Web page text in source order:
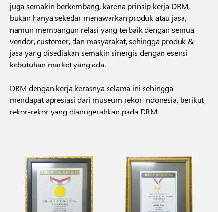
juga semakin berkembang, karena prinsip kerja DRM,
bukan hanya sekedar menawarkan produk atau jasa,
namun membangun relasi yang terbaik dengan semua
vendor, customer, dan masyarakat, sehingga produk &
jasa yang disediakan semakin sinergis dengan esensi
kebutuhan market yang ada.
DRM dengan kerja kerasnya selama ini sehingga
mendapat apresiasi dari museum rekor Indonesia, berikut
rekor-rekor yang dianugerahkan pada DRM.